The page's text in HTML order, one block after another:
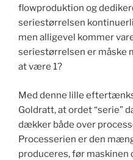
flowproduktion og
seriestørrelsen
men alligevel kommer
seriestørrelsen er måske
at være 1?
Med denne lille
Goldratt, at ordet “serie”
dækker både over
Processerien er den
produceres, før